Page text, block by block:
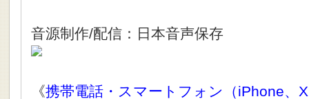
音源制作/配信：日本音声保存
《携帯電話・スマートフォン（iPhone、